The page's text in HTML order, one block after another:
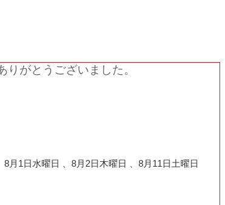
りがとうございました。
月1日水曜日 、8月2日木曜日 、8月11日土曜日